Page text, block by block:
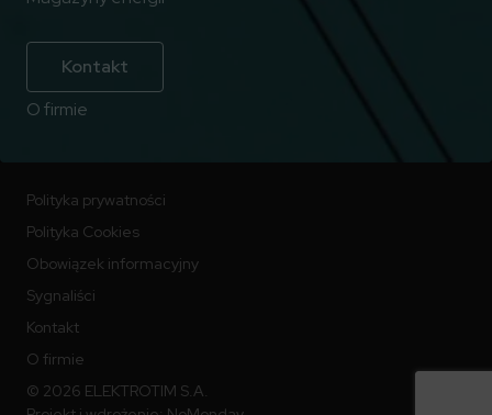
Kontakt
O firmie
Polityka prywatności
Polityka Cookies
Obowiązek informacyjny
Sygnaliści
Kontakt
O firmie
© 2026 ELEKTROTIM S.A.